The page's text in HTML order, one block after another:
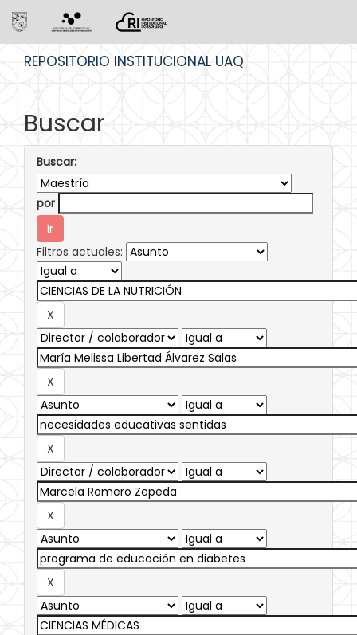
REPOSITORIO INSTITUCIONAL UAQ
Buscar
Buscar:
por
Filtros actuales: